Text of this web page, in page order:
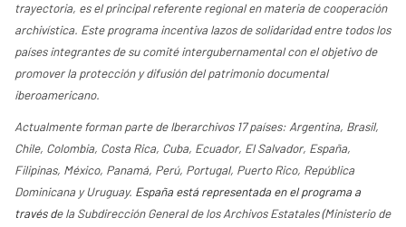
trayectoria, es el principal referente regional en materia de cooperación
archivística. Este programa incentiva lazos de solidaridad entre todos los
países integrantes de su comité intergubernamental con el objetivo de
promover la protección y difusión del patrimonio documental
iberoamericano.
Actualmente forman parte de Iberarchivos 17 países: Argentina, Brasil,
Chile, Colombia, Costa Rica, Cuba, Ecuador, El Salvador, España,
Filipinas, México, Panamá, Perú, Portugal, Puerto Rico, República
Dominicana y Uruguay. España está representada en el programa a
través de la Subdirección General de los Archivos Estatales (Ministerio de